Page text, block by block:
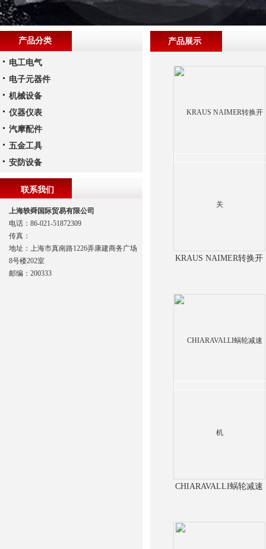
产品展示
KRAUS NAIMER转换开
CHIARAVALLI蜗轮减速
产品分类
电工电气
电子元器件
机械设备
仪器仪表
汽摩配件
五金工具
安防设备
联系我们
上海轶舜国际贸易有限公司
电话：86-021-51872309
传真：
地址：上海市真南路1226弄康建商务广场
8号楼202室
邮编：200333